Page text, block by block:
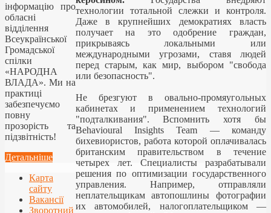
технологии тотальной слежки и контроля.
Даже в крупнейших демократиях власть
получает на это одобрение граждан,
прикрываясь локальными или
международными угрозами, ставя людей
перед старым, как мир, выбором "свобода
или безопасность".
Не брезгуют в овально-промяугольных
кабинетах и применением технологий
"подталкивания". Вспомнить хотя бы
Behavioural Insights Team — команду
бихевиористов, работа которой оплачивалась
британским правительством в течение
четырех лет. Специалисты разрабатывали
решения по оптимизации государственного
управления. Например, отправляли
неплательщикам автопошлины фотографии
их автомобилей, налогоплательщиком —
інформацію про
обласні
відділення
Всеукраїнської
Громадської
спілки
«НАРОДНА
ВЛАДА». Ми на
практиці
забезпечуємо
повну
прозорість та
підзвітність!
Детальніше
Карта
сайту
Вакансії
Зворотний